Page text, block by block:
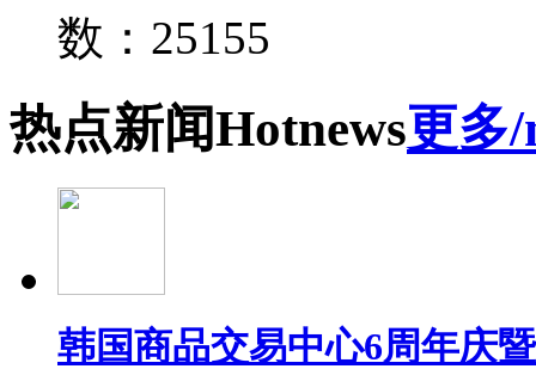
数：25155
热点新闻Hotnews更多
韩国商品交易中心6周年庆